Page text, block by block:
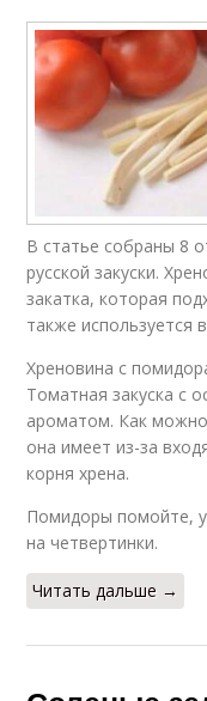
В статье собраны 8
русской закуски.
закатка, которая
также используется
Хреновина с
Томатная закуска с
ароматом. Как
она имеет из-за
корня хрена.
Помидоры помойте,
на четвертинки.
Читать дальше →